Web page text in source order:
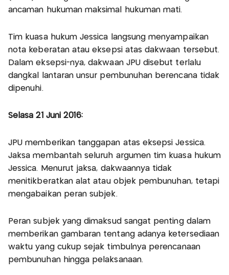
ancaman hukuman maksimal hukuman mati.
Tim kuasa hukum Jessica langsung menyampaikan
nota keberatan atau eksepsi atas dakwaan tersebut.
Dalam eksepsi-nya, dakwaan JPU disebut terlalu
dangkal lantaran unsur pembunuhan berencana tidak
dipenuhi.
Selasa 21 Juni 2016‎:
JPU memberikan tanggapan atas eksepsi Jessica.
Jaksa membantah seluruh argumen tim kuasa hukum
Jessica. Menurut jaksa, dakwaannya tidak
menitikberatkan alat atau objek pembunuhan, tetapi
mengabaikan peran subjek.
Peran subjek yang dimaksud sangat penting dalam
memberikan gambaran tentang adanya ketersediaan
waktu yang cukup sejak timbulnya perencanaan
pembunuhan hingga pelaksanaan.